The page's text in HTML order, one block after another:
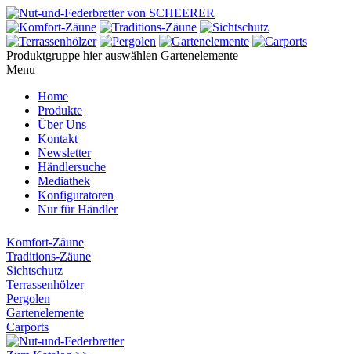
Produktgruppe hier auswählen Gartenelemente
Menu
Home
Produkte
Über Uns
Kontakt
Newsletter
Händlersuche
Mediathek
Konfiguratoren
Nur für Händler
Komfort-Zäune
Traditions-Zäune
Sichtschutz
Terrassenhölzer
Pergolen
Gartenelemente
Carports